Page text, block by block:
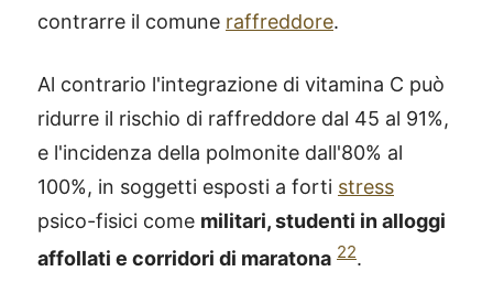
contrarre il comune raffreddore.
Al contrario l'integrazione di vitamina C può
ridurre il rischio di raffreddore dal 45 al 91%,
e l'incidenza della polmonite dall'80% al
100%, in soggetti esposti a forti stress
psico-fisici come militari, studenti in alloggi
affollati e corridori di maratona 22.